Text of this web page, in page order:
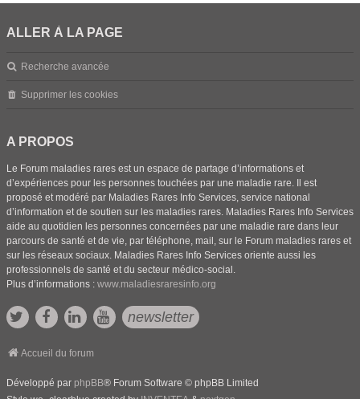
ALLER À LA PAGE
Recherche avancée
Supprimer les cookies
A PROPOS
Le Forum maladies rares est un espace de partage d’informations et
d’expériences pour les personnes touchées par une maladie rare. Il est
proposé et modéré par Maladies Rares Info Services, service national
d’information et de soutien sur les maladies rares. Maladies Rares Info Services
aide au quotidien les personnes concernées par une maladie rare dans leur
parcours de santé et de vie, par téléphone, mail, sur le Forum maladies rares et
sur les réseaux sociaux. Maladies Rares Info Services oriente aussi les
professionnels de santé et du secteur médico-social.
Plus d’informations : www.maladiesraresinfo.org
newsletter
Accueil du forum
Développé par phpBB® Forum Software © phpBB Limited